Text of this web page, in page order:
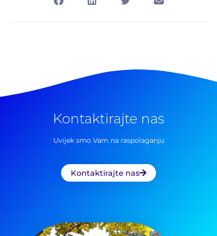
Kontaktirajte nas
Uvijek smo Vam na raspolaganju
Kontaktirajte nas